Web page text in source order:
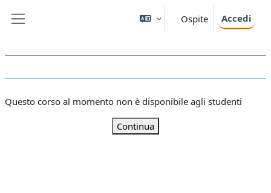
Ospite Accedi
Questo corso al momento non è disponibile agli studenti
Continua